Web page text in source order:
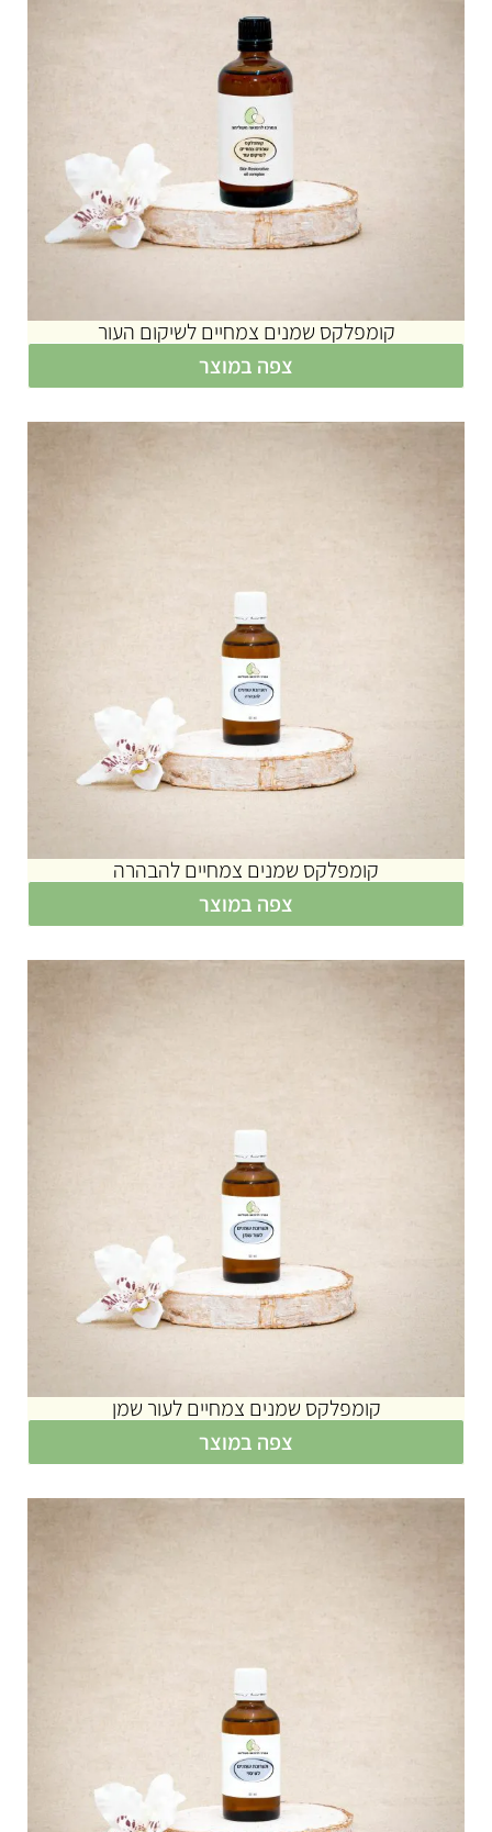
קומפלקס שמנים צמחיים לשיקום העור
צפה במוצר
קומפלקס שמנים צמחיים להבהרה
צפה במוצר
קומפלקס שמנים צמחיים לעור שמן
צפה במוצר